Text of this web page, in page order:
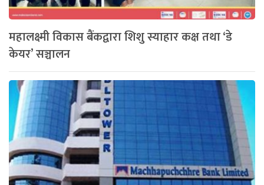
महालक्ष्मी विकास बैंकद्वारा शिशु स्याहार कक्ष तथा ‘डे
केयर’ सञ्चालन